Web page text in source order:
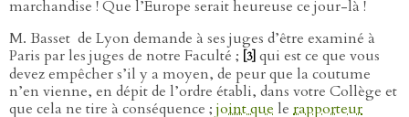
marchandise ! Que l’Europe serait heureuse ce jour-là !
M. Basset de Lyon demande à ses juges d’être examiné à
Paris par les juges de notre Faculté ; [3] qui est ce que vous
devez empêcher s’il y a moyen, de peur que la coutume
n’en vienne, en dépit de l’ordre établi, dans votre Collège et
que cela ne tire à conséquence ;joint que le rapporteur